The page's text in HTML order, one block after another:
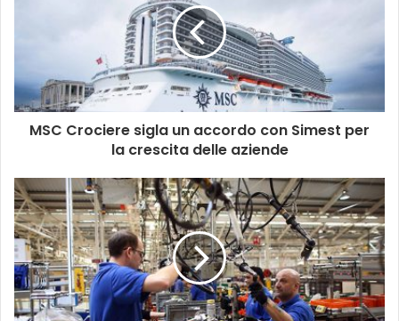
MSC Crociere sigla un accordo con Simest per
la crescita delle aziende